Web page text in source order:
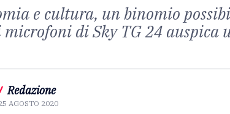
e cultura, un binomio
microfoni di Sky TG 24
Redazione
AGOSTO 2020